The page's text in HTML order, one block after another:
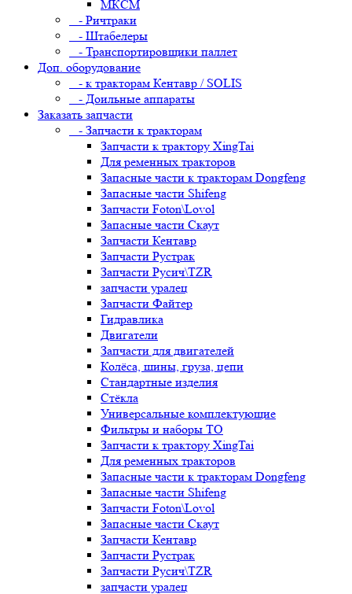
МКСМ
- Ричтраки
- Штабелеры
- Транспортировщики паллет
Доп. оборудование
- к тракторам Кентавр / SOLIS
- Доильные аппараты
Заказать запчасти
- Запчасти к тракторам
Запчасти к трактору XingTai
Для ременных тракторов
Запасные части к тракторам Dongfeng
Запасные части Shifeng
Запчасти Foton\Lovol
Запасные части Скаут
Запчасти Кентавр
Запчасти Рустрак
Запчасти Русич\TZR
запчасти уралец
Запчасти Файтер
Гидравлика
Двигатели
Запчасти для двигателей
Колёса, шины, груза, цепи
Стандартные изделия
Стёкла
Универсальные комплектующие
Фильтры и наборы ТО
Запчасти к трактору XingTai
Для ременных тракторов
Запасные части к тракторам Dongfeng
Запасные части Shifeng
Запчасти Foton\Lovol
Запасные части Скаут
Запчасти Кентавр
Запчасти Рустрак
Запчасти Русич\TZR
запчасти уралец